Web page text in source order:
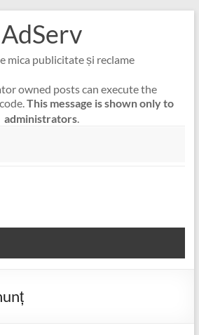
AdServ
mica publicitate și reclame
owned posts can execute the
This message is shown only to
administrators.